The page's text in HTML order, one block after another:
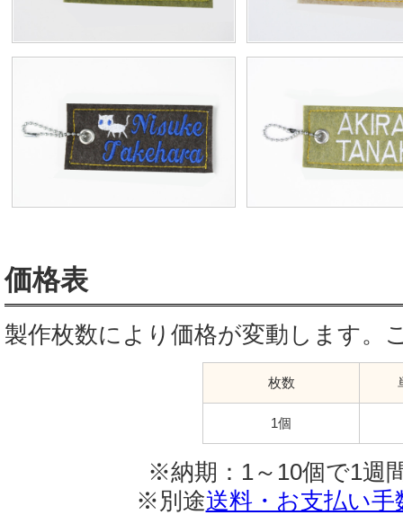
価格表
製作枚数により価格が変動します。
枚数
1個
※納期：1～10個で1週
※別途送料・お支払い手